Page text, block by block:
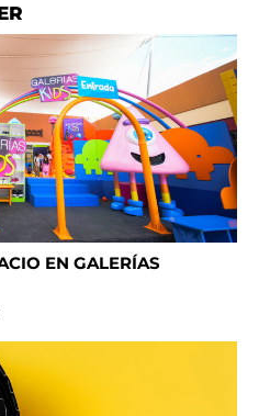
EN GALERÍAS